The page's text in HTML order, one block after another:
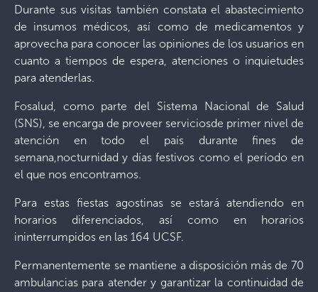
Durante sus visitas también constata el abastecimiento
de insumos médicos, así como de medicamentos y
aprovecha para conocer las opiniones de los usuarios en
cuanto a tiempos de espera, atenciones o inquietudes
para atenderlas.
Fosalud, como parte del Sistema Nacional de Salud
(SNS), se encarga de proveer serviciosde primer nivel de
atención en todo el país durante fines de
semana,nocturnidad y días festivos como el período en
el que nos encontramos.
Para estas fiestas agostinas se estará atendiendo en
horarios diferenciados, así como en horarios
ininterrumpidos en las 164 UCSF.
Permanentemente se mantiene a disposición más de 70
ambulancias para atender y garantizar la continuidad de